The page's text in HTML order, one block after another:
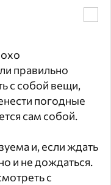
правильно
с собой вещи,
погодные
сам собой.
и, если ждать
и не дождаться.
с